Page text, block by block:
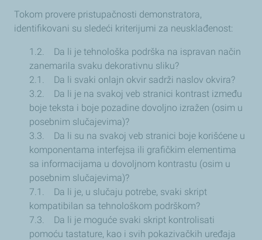
Tokom provere pristupačnosti demonstratora,
identifikovani su sledeći kriterijumi za neusklađenost:
1.2. Da li je tehnološka podrška na ispravan način
zanemarila svaku dekorativnu sliku?
2.1. Da li svaki onlajn okvir sadrži naslov okvira?
3.2. Da li je na svakoj veb stranici kontrast između
boje teksta i boje pozadine dovoljno izražen (osim u
posebnim slučajevima)?
3.3. Da li su na svakoj veb stranici boje korišćene u
komponentama interfejsa ili grafičkim elementima
sa informacijama u dovoljnom kontrastu (osim u
posebnim slučajevima)?
7.1. Da li je, u slučaju potrebe, svaki skript
kompatibilan sa tehnološkom podrškom?
7.3. Da li je moguće svaki skript kontrolisati
pomoću tastature, kao i svih pokazivačkih uređaja